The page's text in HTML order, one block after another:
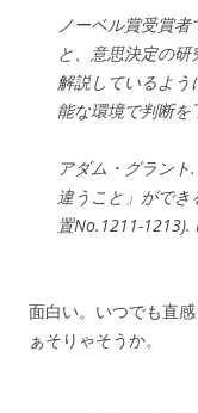
ノーベル賞受賞
と、意思決定の
解説しているよ
能な環境で判断
アダム・グラン
違うこと」ができ
置No.1211-1213).
面白い。いつでも直
ぁそりゃそうか。